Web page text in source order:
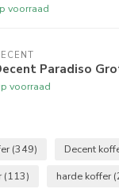
voorraad
Paradiso
voorraad
(349) Decent
(113) harde koffer